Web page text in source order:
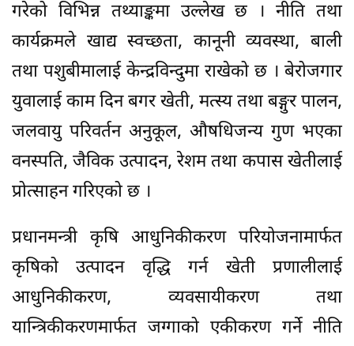
गरेको विभिन्न तथ्याङ्कमा उल्लेख छ । नीति तथा
कार्यक्रमले खाद्य स्वच्छता, कानूनी व्यवस्था, बाली
तथा पशुबीमालाई केन्द्रविन्दुमा राखेको छ । बेरोजगार
युवालाई काम दिन बगर खेती, मत्स्य तथा बङ्गुर पालन,
जलवायु परिवर्तन अनुकूल, औषधिजन्य गुण भएका
वनस्पति, जैविक उत्पादन, रेशम तथा कपास खेतीलाई
प्रोत्साहन गरिएको छ ।
प्रधानमन्त्री कृषि आधुनिकीकरण परियोजनामार्फत
कृषिको उत्पादन वृद्धि गर्न खेती प्रणालीलाई
आधुनिकीकरण, व्यवसायीकरण तथा
यान्त्रिकीकरणमार्फत जग्गाको एकीकरण गर्ने नीति